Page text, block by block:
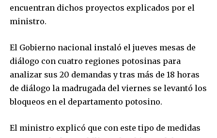
encuentran dichos proyectos explicados por el
ministro.
El Gobierno nacional instaló el jueves mesas de
diálogo con cuatro regiones potosinas para
analizar sus 20 demandas y tras más de 18 horas
de diálogo la madrugada del viernes se levantó los
bloqueos en el departamento potosino.
El ministro explicó que con este tipo de medidas